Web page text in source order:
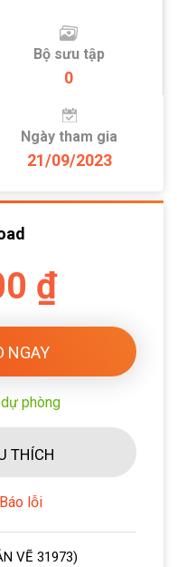
Bộ sưu tập
0
Ngày tham gia
21/09/2023
₫
NGAY
phòng
THÍCH
lỗi
VẼ 31973)